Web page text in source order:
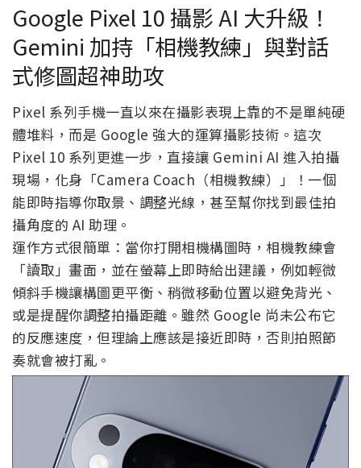
Google Pixel 10 攝影 AI 大升級！
Gemini 加持「相機教練」與對話
式修圖超神助攻
Pixel 系列手機一直以來在攝影表現上靠的不是單純硬
體堆料，而是 Google 強大的運算攝影技術。這次
Pixel 10 系列更進一步，直接讓 Gemini AI 進入拍攝
現場，化身「Camera Coach（相機教練）」！一個
能即時指導你取景、調整光線，甚至幫你找到最佳拍
攝角度的 AI 助理。
運作方式很簡單：當你打開相機構圖時，相機教練會
「讀取」畫面，並在螢幕上即時給出建議，例如輕微
傾斜手機讓構圖更平衡、稍微移動位置以避免背光、
或是提醒你調整拍攝距離。雖然 Google 尚未公布它
的反應速度，但理論上應該是接近即時，否則拍照節
奏就會被打亂。